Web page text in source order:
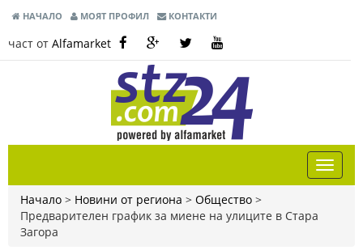
НАЧАЛО МОЯТ ПРОФИЛ КОНТАКТИ
част от Alfamarket
Начало > Новини от региона > Общество >
Предварителен график за миене на улиците в Стара
Загора